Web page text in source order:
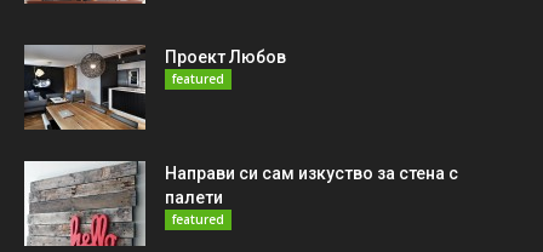
Проект Любов
featured
Направи си сам изкуство за стена с
палети
featured